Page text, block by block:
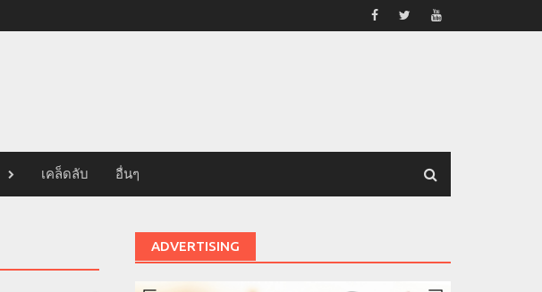
เคล็ดลับ อื่นๆ
ADVERTISING